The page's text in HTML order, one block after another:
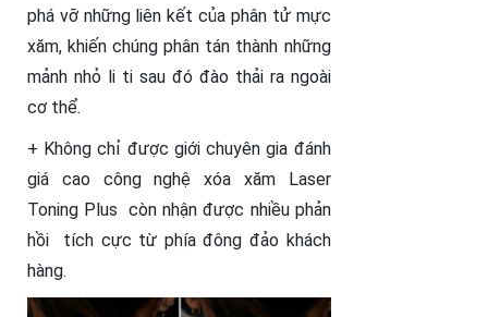
phá vỡ những liên kết của phân tử mực
xăm, khiến chúng phân tán thành những
mảnh nhỏ li ti sau đó đào thải ra ngoài
cơ thể.
+ Không chỉ được giới chuyên gia đánh
giá cao công nghệ xóa xăm Laser
Toning Plus còn nhận được nhiều phản
hồi tích cực từ phía đông đảo khách
hàng.